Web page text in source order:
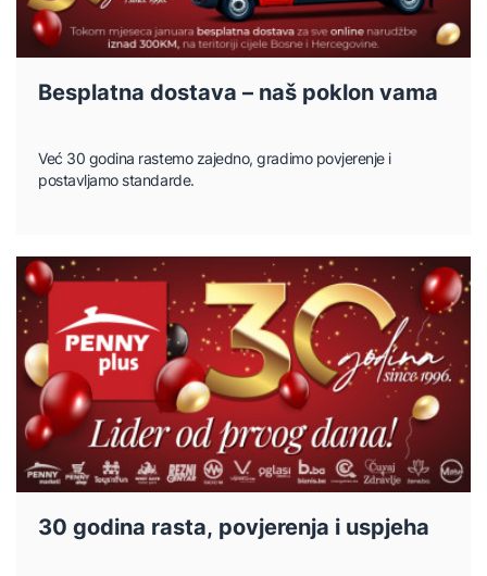
Besplatna dostava – naš poklon vama
Već 30 godina rastemo zajedno, gradimo povjerenje i
postavljamo standarde.
30 godina rasta, povjerenja i uspjeha